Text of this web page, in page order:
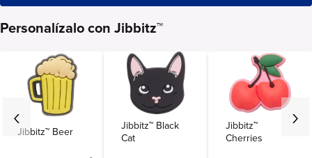
Personalízalo con Jibbitz™
Jibbitz™ Beer
Jibbitz™ Black
Cat
Jibbitz™
Cherries